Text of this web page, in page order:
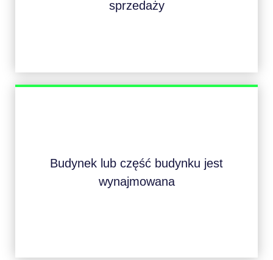
sprzedaży
Budynek lub część budynku jest
wynajmowana